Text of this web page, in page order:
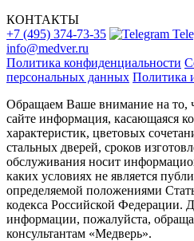
КОНТАКТЫ
+7 (495) 374-73-35
info@medver.ru
Политика конфиденциальности
персональных данных Политика
Обращаем Ваше внимание на то,
сайте информация, касающаяся
характеристик, цветовых
стальных дверей, сроков
обслуживания носит
каких условиях не является
определяемой положениями
кодекса Российской Федерации.
информации, пожалуйста,
консультантам «Медверь».